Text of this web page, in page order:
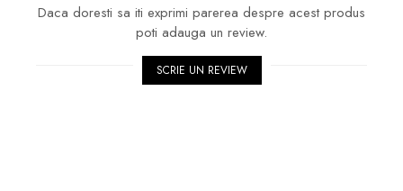
Daca doresti sa iti exprimi parerea despre acest produs
poti adauga un review.
SCRIE UN REVIEW